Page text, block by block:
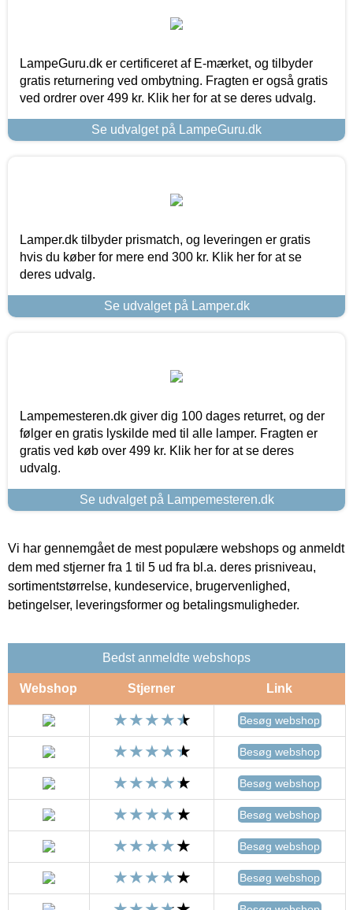
LampeGuru.dk er certificeret af E-mærket, og tilbyder
gratis returnering ved ombytning. Fragten er også gratis
ved ordrer over 499 kr. Klik her for at se deres udvalg.
Se udvalget på LampeGuru.dk
Lamper.dk tilbyder prismatch, og leveringen er gratis
hvis du køber for mere end 300 kr. Klik her for at se
deres udvalg.
Se udvalget på Lamper.dk
Lampemesteren.dk giver dig 100 dages returret, og der
følger en gratis lyskilde med til alle lamper. Fragten er
gratis ved køb over 499 kr. Klik her for at se deres
udvalg.
Se udvalget på Lampemesteren.dk
Vi har gennemgået de mest populære webshops og anmeldt
dem med stjerner fra 1 til 5 ud fra bl.a. deres prisniveau,
sortimentstørrelse, kundeservice, brugervenlighed,
betingelser, leveringsformer og betalingsmuligheder.
Bedst anmeldte webshops
Webshop Stjerner Link
Besøg webshop
Besøg webshop
Besøg webshop
Besøg webshop
Besøg webshop
Besøg webshop